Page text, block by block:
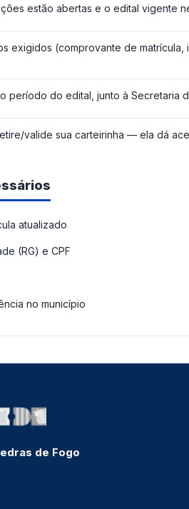
estão abertas e o edital vigente
exigidos (comprovante de
período do edital, junto à Secretaria
valide sua carteirinha — ela dá
atualizado
(RG) e CPF
no município
de Fogo